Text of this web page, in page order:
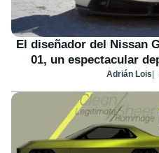
El diseñador del Nissan
01, un espectacular
Adrián Lois